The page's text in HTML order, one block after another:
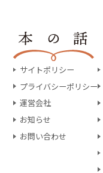
サイトポリシー
プライバシーポリシー
運営会社
お知らせ
お問い合わせ